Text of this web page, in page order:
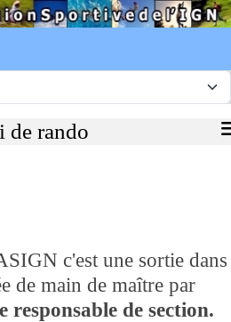
de rando
c'est une sortie dans
de main de maître par
responsable de section.